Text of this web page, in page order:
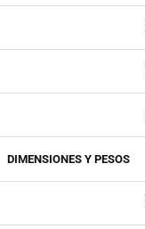
DIMENSIONES Y PESOS